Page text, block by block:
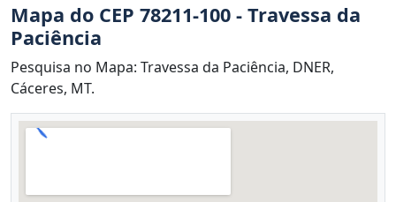
Mapa do CEP 78211-100 - Travessa da
Paciência
Pesquisa no Mapa: Travessa da Paciência, DNER,
Cáceres, MT.